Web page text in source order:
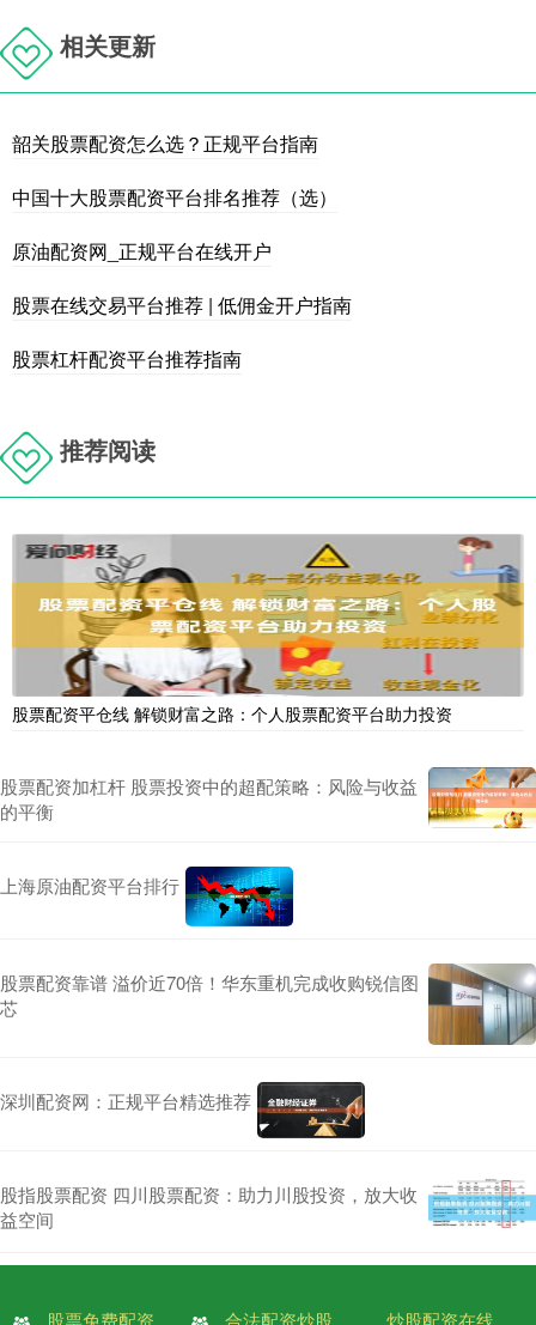
相关更新
韶关股票配资怎么选？正规平台指南
中国十大股票配资平台排名推荐（选）
原油配资网_正规平台在线开户
股票在线交易平台推荐 | 低佣金开户指南
股票杠杆配资平台推荐指南
推荐阅读
股票配资平仓线 解锁财富之路：个人股票配资平台助力投资
股票配资加杠杆 股票投资中的超配策略：风险与收益
的平衡
上海原油配资平台排行
股票配资靠谱 溢价近70倍！华东重机完成收购锐信图
芯
深圳配资网：正规平台精选推荐
股指股票配资 四川股票配资：助力川股投资，放大收
益空间
股票免费配资 合法配资炒股 炒股配资在线